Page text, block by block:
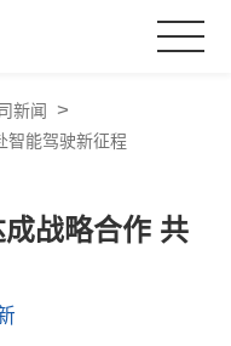
新闻 >
智能驾驶新征程
战略合作 共